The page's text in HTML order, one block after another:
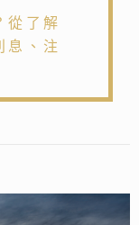
從了解
息、注